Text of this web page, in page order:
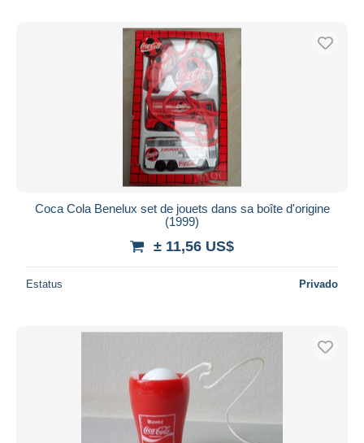
Coca Cola Benelux set de jouets dans sa boîte d'origine
(1999)
± 11,56 US$
Estatus Privado